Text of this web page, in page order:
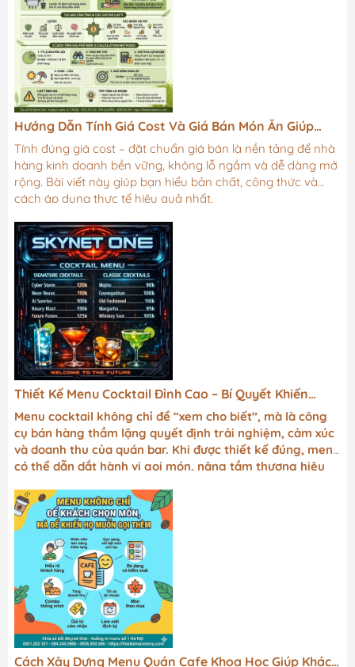
Hướng Dẫn Tính Giá Cost Và Giá Bán Món Ăn Giúp
Nhà Hàng Tối Ưu Lợi Nhuận
Tính đúng giá cost – đặt chuẩn giá bán là nền tảng để nhà
hàng kinh doanh bền vững, không lỗ ngầm và dễ dàng mở
rộng. Bài viết này giúp bạn hiểu bản chất, công thức và
cách áp dụng thực tế hiệu quả nhất.
Thiết Kế Menu Cocktail Đỉnh Cao – Bí Quyết Khiến
Khách Gọi Món Nhiều Hơn Mà Không Cần Chào Mời
Menu cocktail không chỉ để “xem cho biết”, mà là công
cụ bán hàng thầm lặng quyết định trải nghiệm, cảm xúc
và doanh thu của quán bar. Khi được thiết kế đúng, menu
có thể dẫn dắt hành vi gọi món, nâng tầm thương hiệu
Cách Xây Dựng Menu Quán Cafe Khoa Học Giúp Khách